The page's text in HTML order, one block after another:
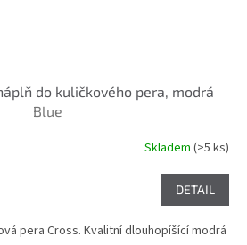
do kuličkového pera, modrá
Blue
Skladem (>5 ks)
DETAIL
pera Cross. Kvalitní dlouhopíšící modrá